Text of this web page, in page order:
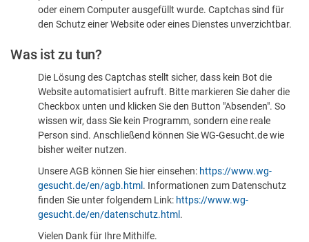
sind
oder einem Computer ausgefüllt wurde. Captchas sind für
den Schutz einer Website oder eines Dienstes unverzichtbar.
Was ist zu tun?
Die Lösung des Captchas stellt sicher, dass kein Bot die
Website automatisiert aufruft. Bitte markieren Sie daher die
Checkbox unten und klicken Sie den Button "Absenden". So
wissen wir, dass Sie kein Programm, sondern eine reale
Person sind. Anschließend können Sie WG-Gesucht.de wie
bisher weiter nutzen.
Unsere AGB können Sie hier einsehen: https://www.wg-
gesucht.de/en/agb.html . Informationen zum Datenschutz
finden Sie unter folgendem Link: https://www.wg-
gesucht.de/en/datenschutz.html .
Vielen Dank für Ihre Mithilfe.